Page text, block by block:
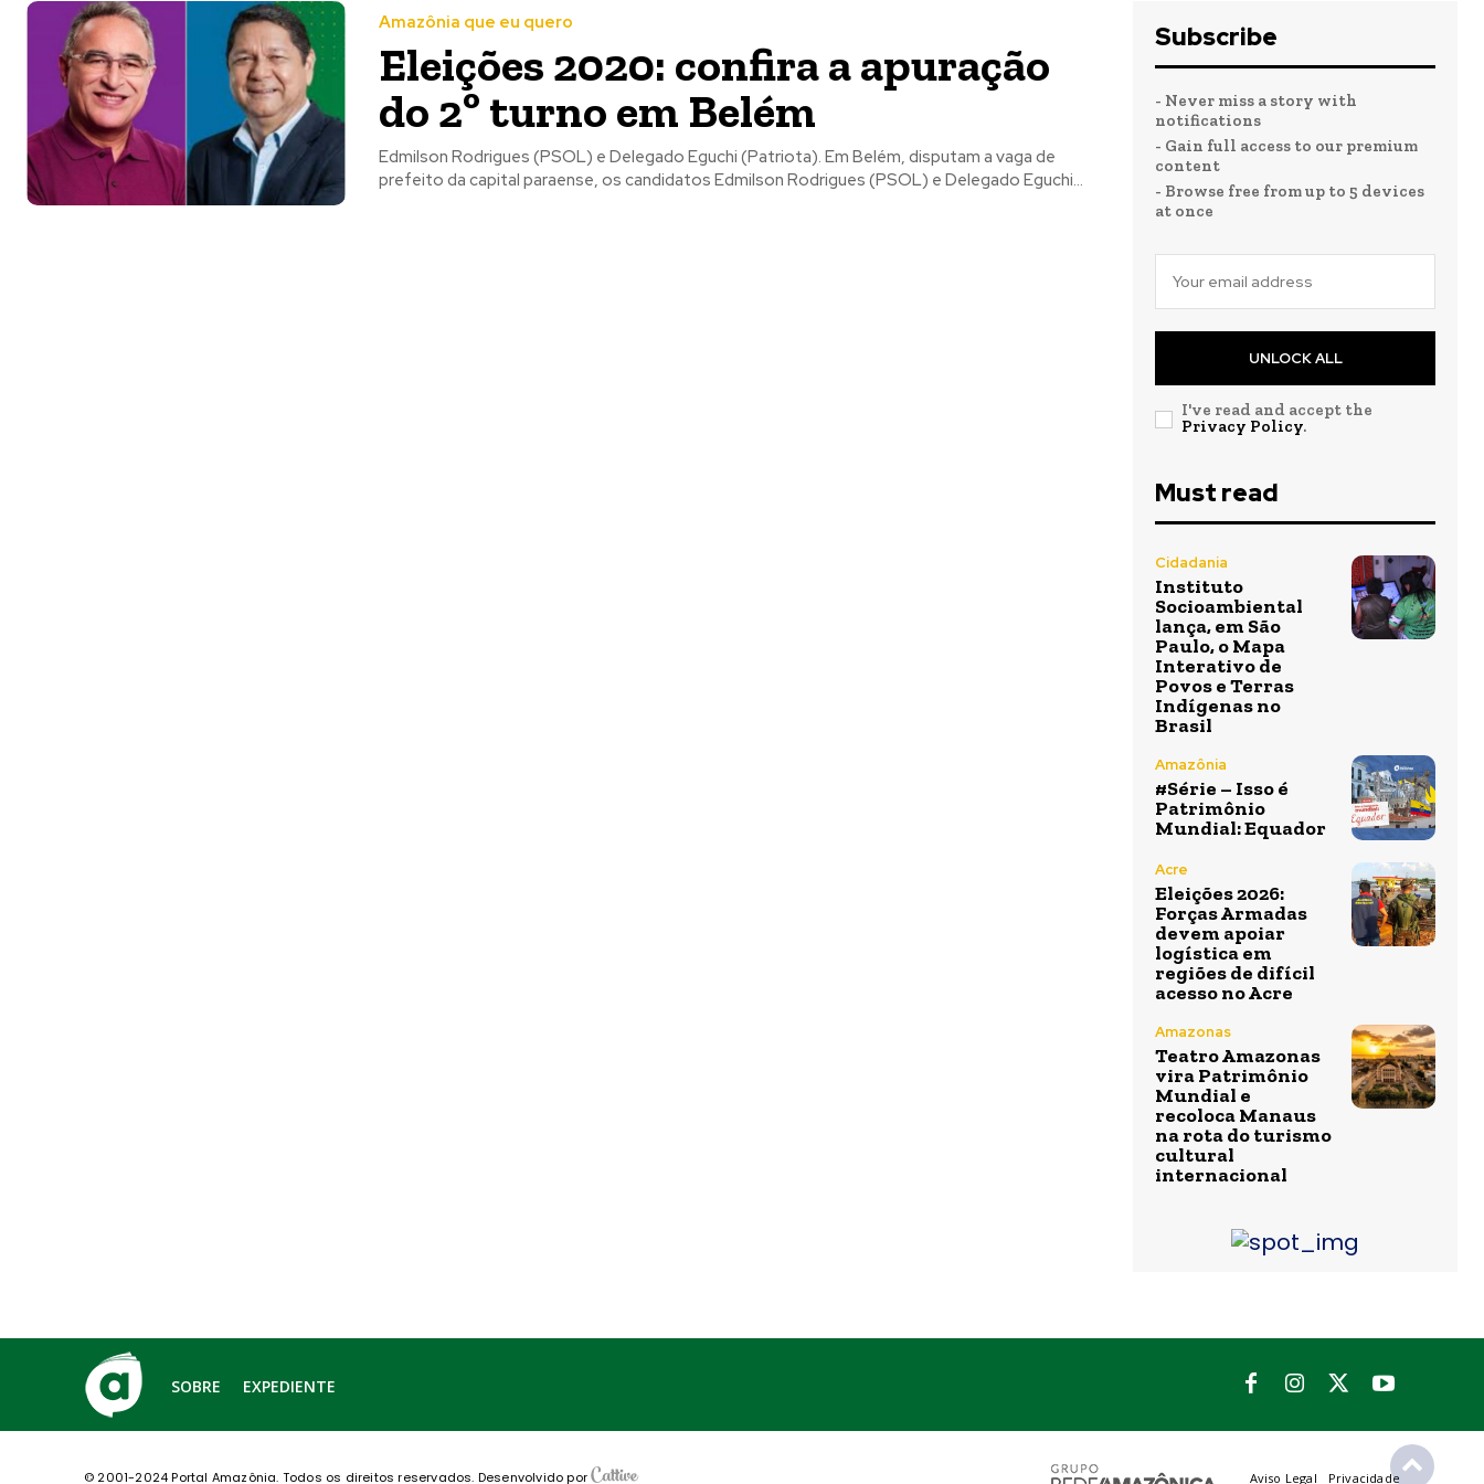
Amazônia que eu quero
Eleições 2020: confira a apuração
do 2º turno em Belém
Edmilson Rodrigues (PSOL) e Delegado Eguchi (Patriota). Em Belém, disputam a vaga de
prefeito da capital paraense, os candidatos Edmilson Rodrigues (PSOL) e Delegado Eguchi...
Subscribe
- Never miss a story with
notifications
- Gain full access to our premium
content
- Browse free from up to 5 devices
at once
UNLOCK ALL
I've read and accept the
Privacy Policy.
Must read
Cidadania
Instituto
Socioambiental
lança, em São
Paulo, o Mapa
Interativo de
Povos e Terras
Indígenas no
Brasil
Amazônia
#Série – Isso é
Patrimônio
Mundial: Equador
Acre
Eleições 2026:
Forças Armadas
devem apoiar
logística em
regiões de difícil
acesso no Acre
Amazonas
Teatro Amazonas
vira Patrimônio
Mundial e
recoloca Manaus
na rota do turismo
cultural
internacional
SOBRE EXPEDIENTE
© 2001-2024 Portal Amazônia. Todos os direitos reservados. Desenvolvido por Aviso Legal Privacidade